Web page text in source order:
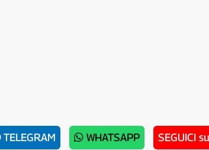
TELEGRAM WHATSAPP SEGUICI